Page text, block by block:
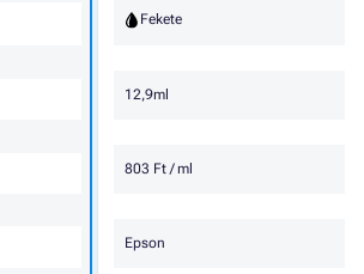
Fekete
12,9ml
803 Ft / ml
Epson